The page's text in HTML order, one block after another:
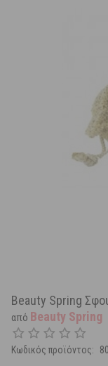
Beauty Spring
από Beauty Spring
Κωδικός προϊόντος: